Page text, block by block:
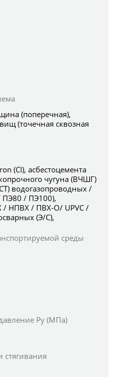
(поперечная),
(точечная сквозная
(CI), асбестоцемента
чугуна (ВЧШГ)
водогазопроводных /
ПЭ80 / ПЭ100),
/ НПВХ / ПВХ-О/ UPVC /
(Э/С),
среды
Ру (МПа)
стягивания